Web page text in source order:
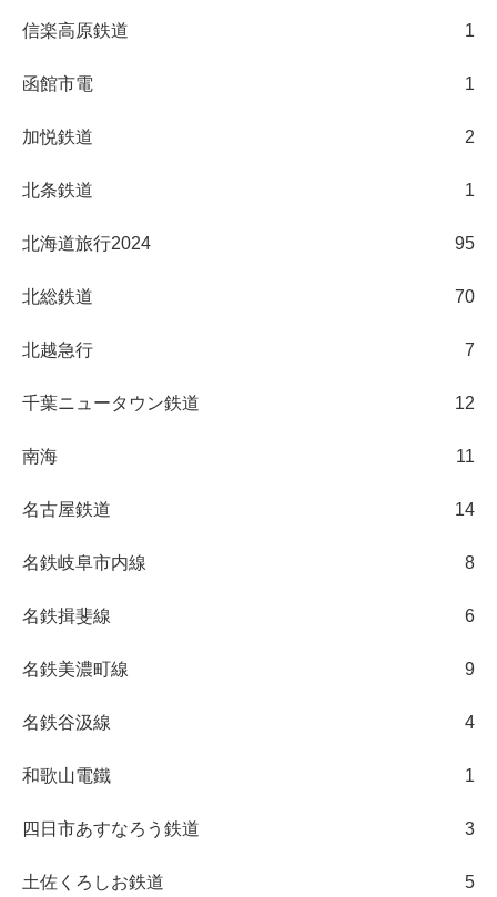
信楽高原鉄道 1
函館市電 1
加悦鉄道 2
北条鉄道 1
北海道旅行2024 95
北総鉄道 70
北越急行 7
千葉ニュータウン鉄道 12
南海 11
名古屋鉄道 14
名鉄岐阜市内線 8
名鉄揖斐線 6
名鉄美濃町線 9
名鉄谷汲線 4
和歌山電鐵 1
四日市あすなろう鉄道 3
土佐くろしお鉄道 5